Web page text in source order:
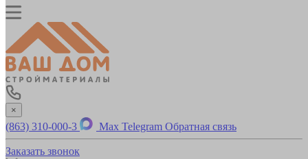
×
(863) 310-000-3 Max Telegram Обратная связь
Заказать звонок